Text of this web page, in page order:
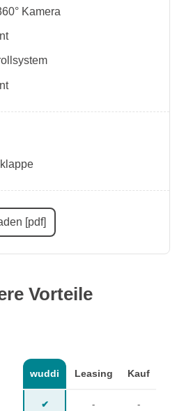
Kamera
[pdf]
Vorteile
wuddi Leasing Kauf
✔ - -